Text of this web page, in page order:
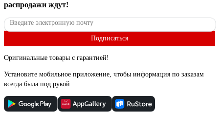
распродажи ждут!
Подписаться
Оригинальные товары с гарантией!
Установите мобильное приложение, чтобы информация по заказам
всегда была под рукой